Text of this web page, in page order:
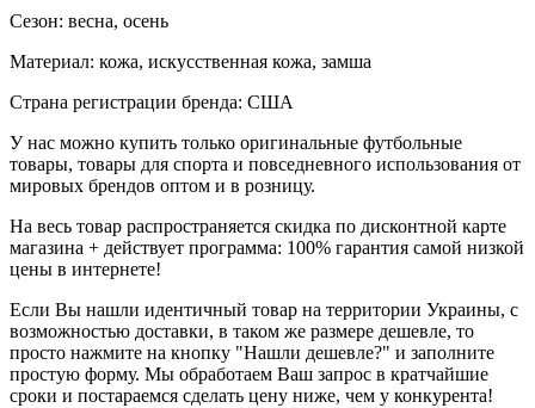
Сезон: весна, осень
Материал: кожа, искусственная кожа, замша
Страна регистрации бренда: США
У нас можно купить только оригинальные футбольные
товары, товары для спорта и повседневного использования от
мировых брендов оптом и в розницу.
На весь товар распространяется скидка по дисконтной карте
магазина + действует программа: 100% гарантия самой низкой
цены в интернете!
Если Вы нашли идентичный товар на территории Украины, с
возможностью доставки, в таком же размере дешевле, то
просто нажмите на кнопку "Нашли дешевле?" и заполните
простую форму. Мы обработаем Ваш запрос в кратчайшие
сроки и постараемся сделать цену ниже, чем у конкурента!